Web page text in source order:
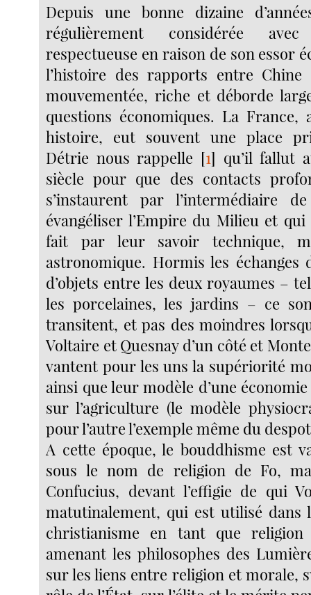
Depuis une bonne dizaine
régulièrement considérée
respectueuse en raison de son essor
l’histoire des rapports entre
mouvementée, riche et déborde
questions économiques. La France,
histoire, eut souvent une place
Détrie nous rappelle [1] qu’il fallut
siècle pour que des contacts
s’instaurent par l’intermédiaire
évangéliser l’Empire du Milieu et qui
fait par leur savoir technique,
astronomique. Hormis les échanges
d’objets entre les deux royaumes –
les porcelaines, les jardins – ce
transitent, et pas des moindres
Voltaire et Quesnay d’un côté et
vantent pour les uns la supériorité
ainsi que leur modèle d’une
sur l’agriculture (le modèle
pour l’autre l’exemple même du
A cette époque, le bouddhisme est
sous le nom de religion de Fo,
Confucius, devant l’effigie de qui
matutinalement, qui est utilisé dans
christianisme en tant que
amenant les philosophes des
sur les liens entre religion et morale,